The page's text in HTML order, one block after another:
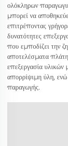
ολόκληρων
μπορεί να
επιτρέποντας
δυνατότητες
που εμποδίζει την
αποτελέσματα
επεξεργασία υλικών
απορρίψιμη ύλη, ενώ
παραγωγής.